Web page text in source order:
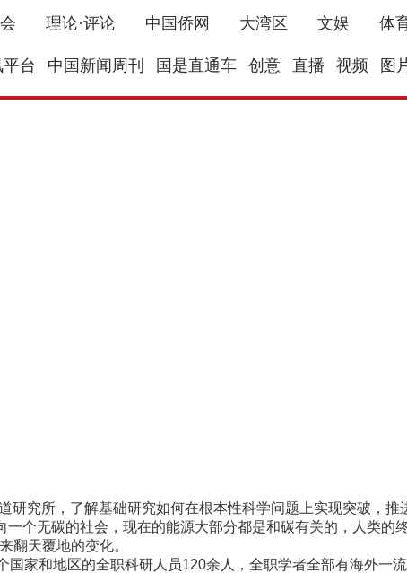
理论·评论 中国侨网 大湾区 文娱 体
台 中国新闻周刊 国是直通车 创意 直播 视频 图
究所，了解基础研究如何在根本性科学问题上实现突破，推
无碳的社会，现在的能源大部分都是和碳有关的，人类的
翻天覆地的变化。
和地区的全职科研人员120余人，全职学者全部有海外一流